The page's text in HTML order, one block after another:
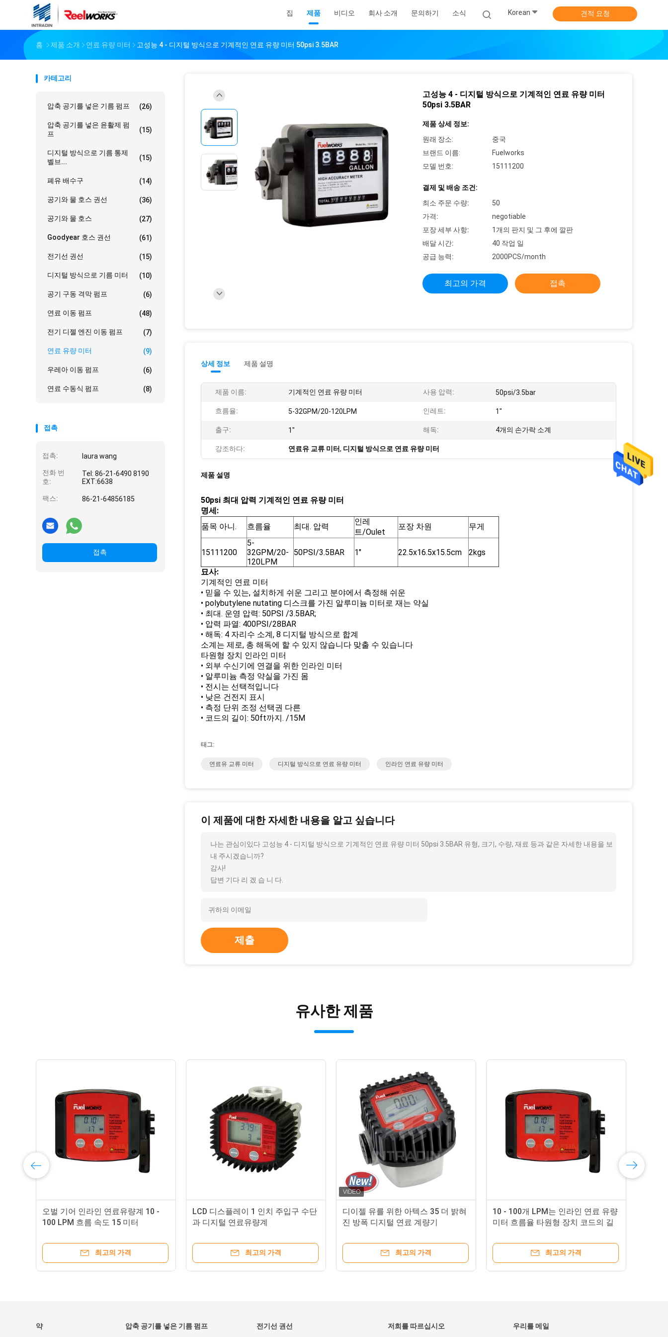
집 제품 비디오 회사 소개 문의하기 소식 Korean 견적 요청
홈 제품 소개 연료 유량 미터 고성능 4 - 디지털 방식으로 기계적인 연료 유량 미터 50psi 3.5BAR
카테고리
압축 공기를 넣은 기름 펌프 (26)
압축 공기를 넣은 윤활제 펌
프
(15)
디지털 방식으로 기름 통제
벨브...
(15)
폐유 배수구 (14)
공기와 물 호스 권선 (36)
공기와 물 호스 (27)
Goodyear 호스 권선 (61)
전기선 권선 (15)
디지털 방식으로 기름 미터 (10)
공기 구동 격막 펌프 (6)
연료 이동 펌프 (48)
전기 디젤 엔진 이동 펌프 (7)
연료 유량 미터 (9)
우레아 이동 펌프 (6)
연료 수동식 펌프 (8)
접촉
접촉: laura wang
전화 번
호:
Tel: 86-21-6490 8190
EXT:6638
팩스: 86-21-64856185
접촉
고성능 4 - 디지털 방식으로 기계적인 연료 유량 미터
50psi 3.5BAR
제품 상세 정보:
원래 장소:
중국
브랜드 이름:
Fuelworks
모델 번호:
15111200
결제 및 배송 조건:
최소 주문 수량:
50
가격:
negotiable
포장 세부 사항:
1개의 판지 및 그 후에 깔판
배달 시간:
40 작업 일
공급 능력:
2000PCS/month
최고의 가격 접촉
상세 정보 제품 설명
제품 이름: 기계적인 연료 유량 미터 사용 압력: 50psi/3.5bar
흐름율: 5-32GPM/20-120LPM 인레트: 1"
출구: 1" 해독: 4개의 손가락 소계
강조하다: 연료유 교류 미터, 디지털 방식으로 연료 유량 미터
제품 설명
50psi 최대 압력 기계적인 연료 유량 미터
명세:
품목 아니.
흐름율 최대. 압력
인레
트/Oulet
포장 차원 무게
15111200
5-
32GPM/20-
120LPM
50PSI/3.5BAR 1" 22.5x16.5x15.5cm 2kgs
묘사:
기계적인 연료 미터
• 믿을 수 있는, 설치하게 쉬운 그리고 분야에서 측정해 쉬운
• polybutylene nutating 디스크를 가진 알루미늄 미터로 재는 약실
• 최대. 운영 압력: 50PSI /3.5BAR;
• 압력 파열: 400PSI/28BAR
• 해독: 4 자리수 소계, 8 디지털 방식으로 합계
소계는 제로, 총 해독에 할 수 있지 않습니다 맞출 수 있습니다
타원형 장치 인라인 미터
• 외부 수신기에 연결을 위한 인라인 미터
• 알루미늄 측정 약실을 가진 몸
• 전시는 선택적입니다
• 낮은 건전지 표시
• 측정 단위 조정 선택권 다른
• 코드의 길이: 50ft까지. /15M
태그:
연료유 교류 미터 디지털 방식으로 연료 유량 미터 인라인 연료 유량 미터
이 제품에 대한 자세한 내용을 알고 싶습니다
나는 관심이있다 고성능 4 - 디지털 방식으로 기계적인 연료 유량 미터 50psi 3.5BAR 유형, 크기, 수량, 재료 등과 같은 자세한 내용을 보
내 주시겠습니까?
감사!
답변 기다 리 겠 습 니 다.
제출
유사한 제품
오벌 기어 인라인 연료유량계 10 -
100 LPM 흐름 속도 15 미터
최고의 가격
LCD 디스플레이 1 인치 주입구 수단
과 디지털 연료유량계
최고의 가격
디이젤 유를 위한 아텍스 35 더 밝혀
진 방폭 디지털 연료 계량기
최고의 가격
10 - 100개 LPM는 인라인 연료 유량
미터 흐름율 타원형 장치 코드의 길
최고의 가격
약 압축 공기를 넣은 기름 펌프 전기선 권선 저희를 따르십시오 우리를 메일